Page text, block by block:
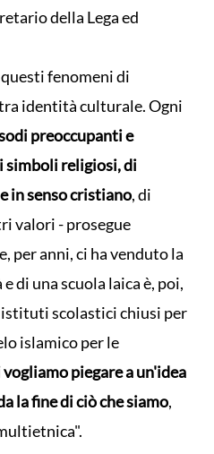
della Lega ed
fenomeni di
identità culturale. Ogni
preoccupanti e
simboli religiosi, di
in senso cristiano, di
valori - prosegue
per anni, ci ha venduto la
di una scuola laica è, poi,
istituti scolastici chiusi per
islamico per le
vogliamo piegare a un'idea
la fine di ciò che siamo,